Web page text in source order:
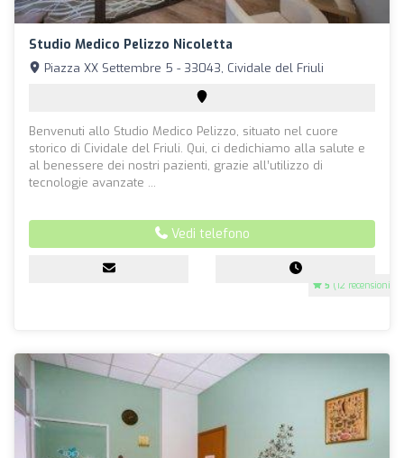
Studio Medico Pelizzo Nicoletta
5 (12 recensioni)
Piazza XX Settembre 5 - 33043, Cividale del Friuli
Benvenuti allo Studio Medico Pelizzo, situato nel cuore
storico di Cividale del Friuli. Qui, ci dedichiamo alla salute e
al benessere dei nostri pazienti, grazie all’utilizzo di
tecnologie avanzate ...
Vedi telefono